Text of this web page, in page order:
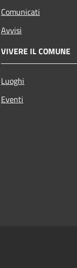
Comunicati
Avvisi
VIVERE IL COMUNE
Luoghi
Eventi